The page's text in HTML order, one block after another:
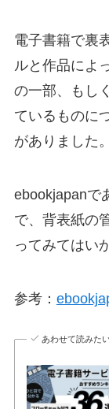
電子書籍で裏
ルと作品によ
の一部、もし
ているものに
がありました。
ebookjapanで
で、背表紙の
ってみてはい
参考：
あわせて読みた